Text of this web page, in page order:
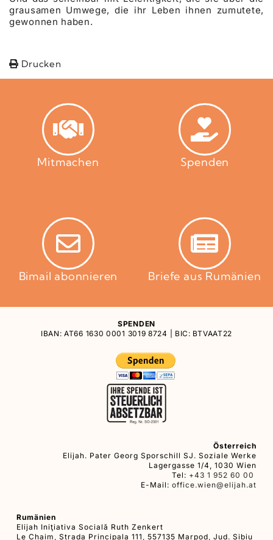
grausamen Umwege, die ihr Leben ihnen zumutete,
gewonnen haben.
Drucken
Mitmachen Spenden
Bimail abonnieren Briefe aus Rumänien
SPENDEN
IBAN: AT66 1630 0001 3019 8724 | BIC: BTVAAT22
Österreich
Elijah. Pater Georg Sporschill SJ. Soziale Werke
Lagergasse 1/4, 1030 Wien
Tel: +43 1 952 60 00
E-Mail: office.wien@elijah.at
Rumänien
Elijah Iniţiativa Socială Ruth Zenkert
Le Chaim, Strada Principala 111, 557135 Marpod, Jud. Sibiu